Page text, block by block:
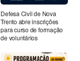
Defesa Civil de Nova
Trento abre inscrições
para curso de formação
de voluntários